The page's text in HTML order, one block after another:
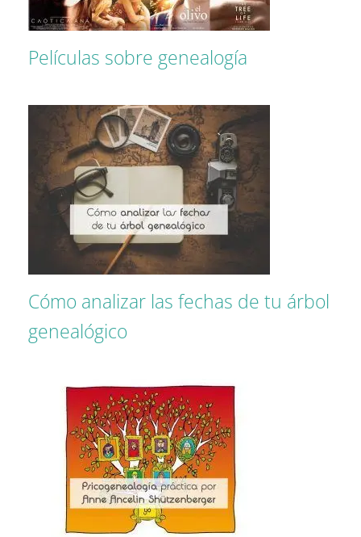
Películas sobre genealogía
Cómo analizar las fechas de tu árbol
genealógico